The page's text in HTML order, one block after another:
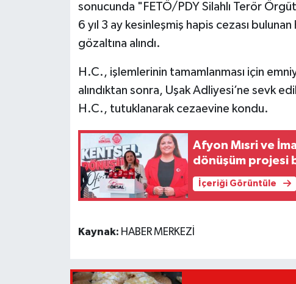
sonucunda "FETÖ/PDY Silahlı Terör
6 yıl 3 ay kesinleşmiş hapis cezası
gözaltına alındı.
H.C., işlemlerinin tamamlanması için
alındıktan sonra, Uşak Adliyesi’ne sevk
H.C., tutuklanarak cezaevine kondu.
Afyon Mısri ve
dönüşüm projesi
İçeriği Görüntüle
Kaynak: HABER MERKEZİ